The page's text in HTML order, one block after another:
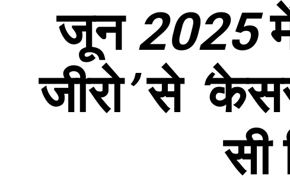
जून2025
जीरो’से‘
सी